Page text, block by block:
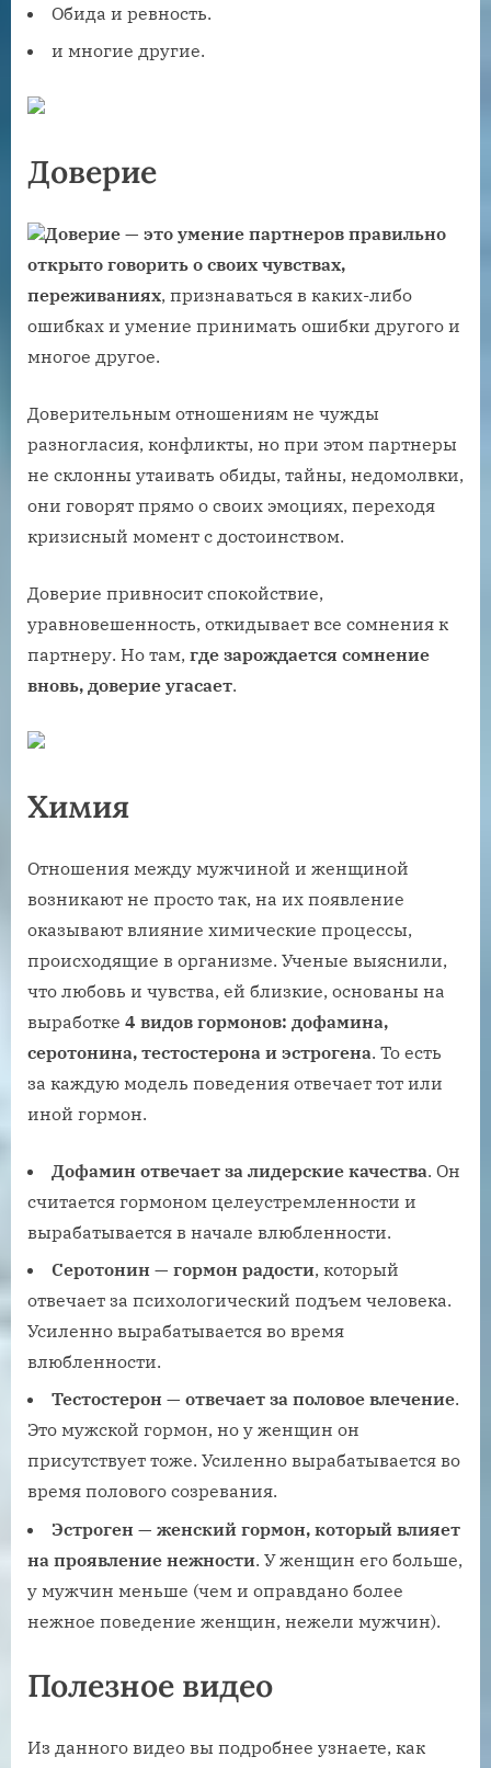
Обида и ревность.
и многие другие.
Доверие
Доверие — это умение партнеров правильно
открыто говорить о своих чувствах,
переживаниях, признаваться в каких-либо
ошибках и умение принимать ошибки другого и
многое другое.
Доверительным отношениям не чужды
разногласия, конфликты, но при этом партнеры
не склонны утаивать обиды, тайны, недомолвки,
они говорят прямо о своих эмоциях, переходя
кризисный момент с достоинством.
Доверие привносит спокойствие,
уравновешенность, откидывает все сомнения к
партнеру. Но там, где зарождается сомнение
вновь, доверие угасает.
Химия
Отношения между мужчиной и женщиной
возникают не просто так, на их появление
оказывают влияние химические процессы,
происходящие в организме. Ученые выяснили,
что любовь и чувства, ей близкие, основаны на
выработке 4 видов гормонов: дофамина,
серотонина, тестостерона и эстрогена. То есть
за каждую модель поведения отвечает тот или
иной гормон.
Дофамин отвечает за лидерские качества. Он
считается гормоном целеустремленности и
вырабатывается в начале влюбленности.
Серотонин — гормон радости, который
отвечает за психологический подъем человека.
Усиленно вырабатывается во время
влюбленности.
Тестостерон — отвечает за половое влечение.
Это мужской гормон, но у женщин он
присутствует тоже. Усиленно вырабатывается во
время полового созревания.
Эстроген — женский гормон, который влияет
на проявление нежности. У женщин его больше,
у мужчин меньше (чем и оправдано более
нежное поведение женщин, нежели мужчин).
Полезное видео
Из данного видео вы подробнее узнаете, как